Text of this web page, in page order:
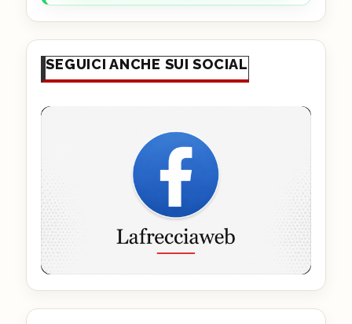
SEGUICI ANCHE SUI SOCIAL